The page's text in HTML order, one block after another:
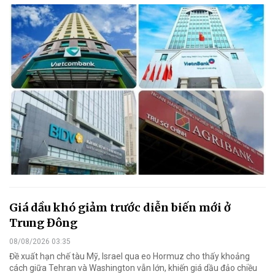
Giá dầu khó giảm trước diễn biến mới ở
Trung Đông
08/08/2026 03:35
Đề xuất hạn chế tàu Mỹ, Israel qua eo Hormuz cho thấy khoảng
cách giữa Tehran và Washington vẫn lớn, khiến giá dầu đảo chiều